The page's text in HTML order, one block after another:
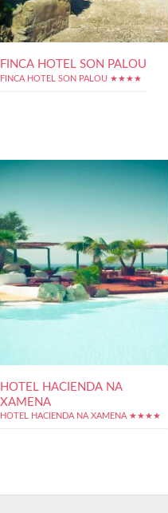
FINCA HOTEL SON PALOU
FINCA HOTEL SON PALOU ★★★★
HOTEL HACIENDA NA
XAMENA
HOTEL HACIENDA NA XAMENA ★★★★